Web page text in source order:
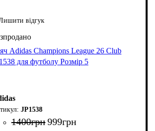
відгук
Adidas Champions League 26 Club
для футболу Розмір 5
JP1538
1400грн999грн